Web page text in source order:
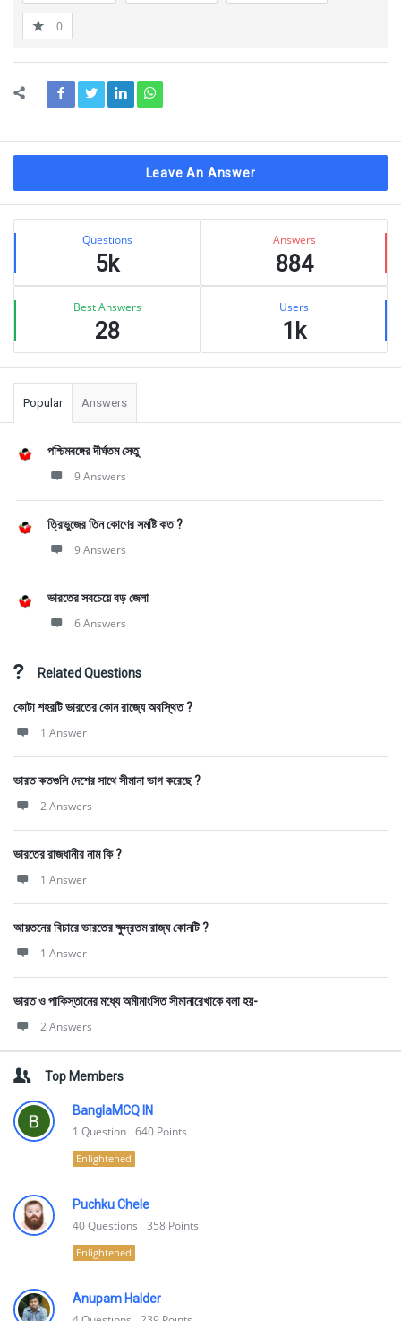
0
Leave An Answer
Sidebar
Stats Questions
5k
Answers
884
Best Answers
28
Users
1k
Popular Answers
পশ্চিমবঙ্গের দীর্ঘতম সেতু
9 Answers
ত্রিভুজের তিন কোণের সমষ্টি কত ?
9 Answers
ভারতের সবচেয়ে বড় জেলা
6 Answers
Related Questions
কোটা শহরটি ভারতের কোন রাজ্যে অবস্থিত ?
1 Answer
ভারত কতগুলি দেশের সাথে সীমানা ভাগ করেছে ?
2 Answers
ভারতের রাজধানীর নাম কি ?
1 Answer
আয়তনের বিচারে ভারতের ক্ষুদ্রতম রাজ্য কোনটি ?
1 Answer
ভারত ও পাকিস্তানের মধ্যে অমীমাংসিত সীমানারেখাকে বলা হয়-
2 Answers
Top Members
BanglaMCQ IN
1 Question 640 Points
Enlightened
Puchku Chele
40Questions 358 Points
Enlightened
Anupam Halder